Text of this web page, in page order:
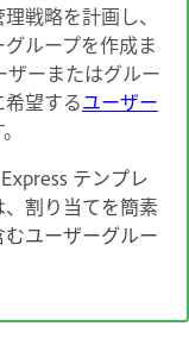
戦略を計画し、
ループを作成ま
ザーまたはグルー
望するユーザー
テンプレ
割り当てを簡素
ユーザーグルー